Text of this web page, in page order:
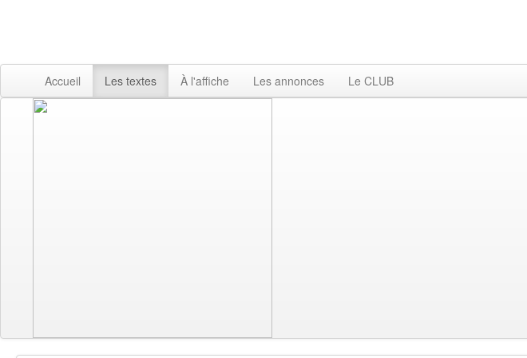
Accueil
Les textes À l'affiche Les annonces Le CLUB